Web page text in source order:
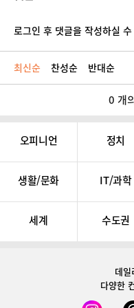
로그인 후 댓글을 작성하실
최신순 찬성순 반대순
0 개
오피니언 정치
생활/문화 IT/과학
세계 수도권
데
다양한